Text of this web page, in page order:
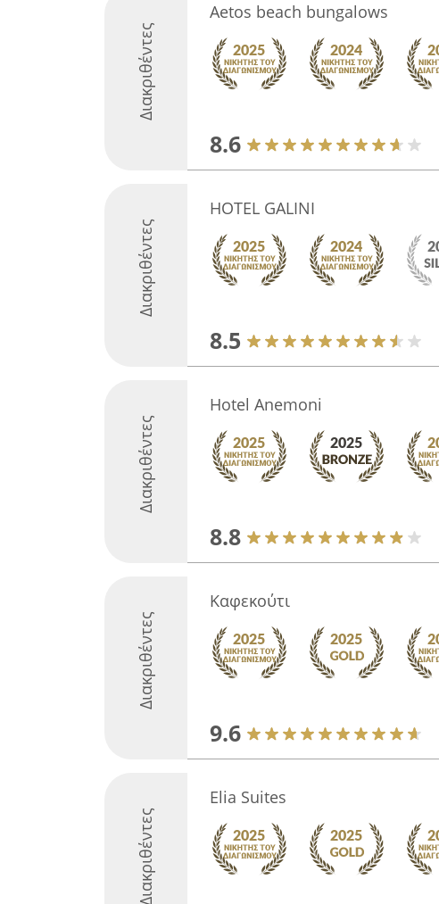
Διακριθέντες
Aetos beach bungalows
8.6
Διακριθέντες
HOTEL GALINI
8.5
Διακριθέντες
Hotel Anemoni
8.8
Διακριθέντες
Καφεκούτι
9.6
Διακριθέντες
Elia Suites